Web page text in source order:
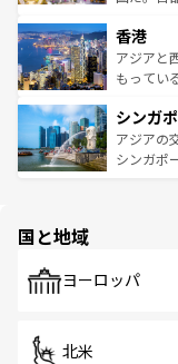
とつ。フ
ひ現地で
が旅行者
参照して
の活気が
帯で自然
いビーチ
激する。
が待って
た文化、
香港
アジアと
もってい
み、どこ
ており、
うな絶景
シンガ
アジアの
シンガポ
で、ホー
国と地域
ヨーロッパ
北米